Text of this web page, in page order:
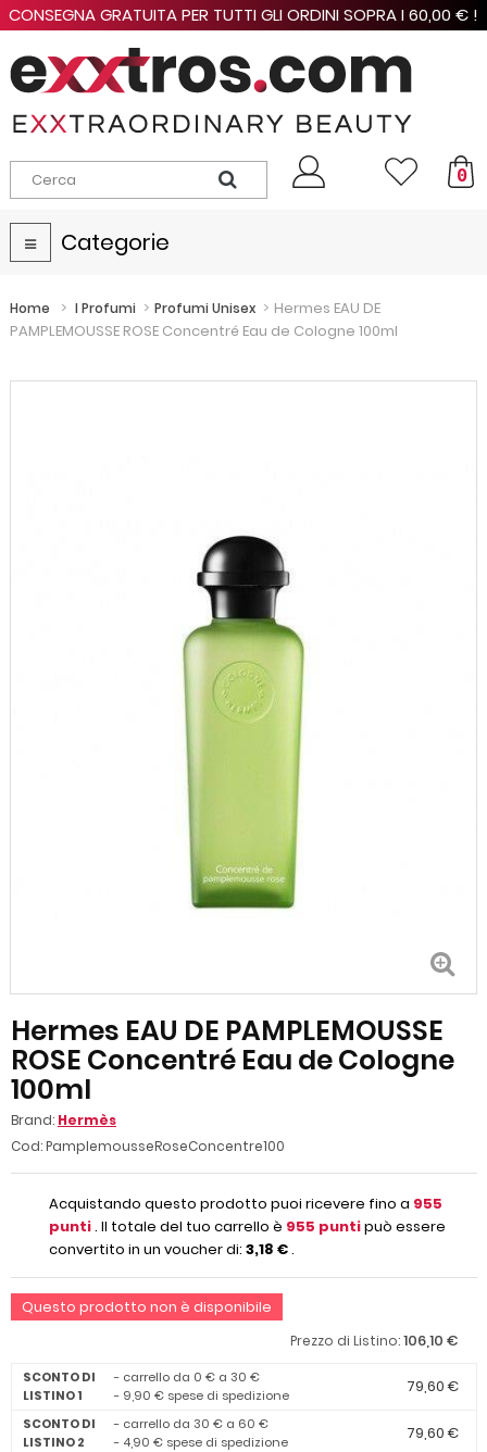
CONSEGNA GRATUITA PER TUTTI GLI ORDINI SOPRA I 60,00 € !
0
Navigazione
Toggle
Categorie
Home > I Profumi > Profumi Unisex > Hermes EAU DE
PAMPLEMOUSSE ROSE Concentré Eau de Cologne 100ml
Hermes EAU DE PAMPLEMOUSSE
ROSE Concentré Eau de Cologne
100ml
Brand: Hermès
Cod:PamplemousseRoseConcentre100
Acquistando questo prodotto puoi ricevere fino a 955
punti. Il totale del tuo carrello è 955 puntipuò essere
convertito in un voucher di: 3,18 €.
Questo prodotto non è disponibile
Prezzo di Listino:106,10 €
SCONTO DI
LISTINO 1
- carrello da 0 € a 30 €
- 9,90 € spese di spedizione
79,60 €
SCONTO DI
LISTINO 2
- carrello da 30 € a 60 €
- 4,90 € spese di spedizione
79,60 €